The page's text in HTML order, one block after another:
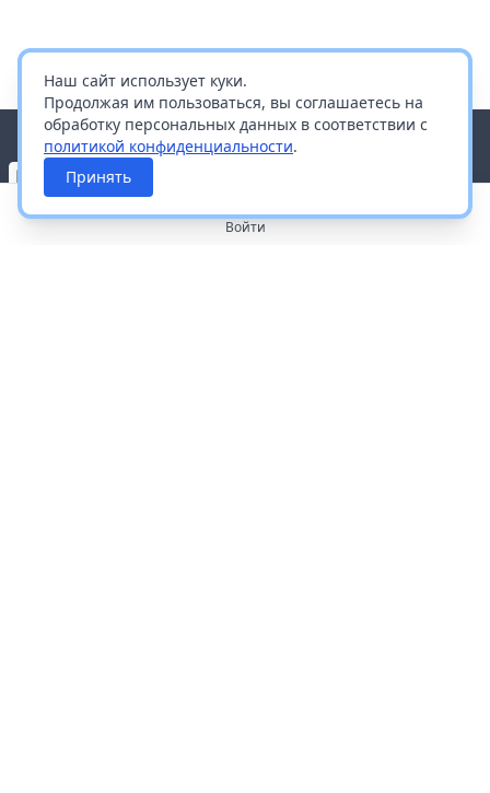
Наш сайт использует куки.
Продолжая им пользоваться, вы соглашаетесь на
обработку персональных данных в соответствии с
политикой конфиденциальности.
Принять
Войти